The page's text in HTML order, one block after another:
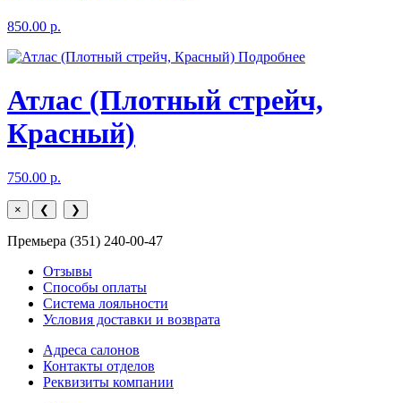
850.00 р.
Подробнее
Атлас (Плотный стрейч,
Красный)
750.00 р.
× ❮ ❯
Премьера (351) 240-00-47
Отзывы
Способы оплаты
Система лояльности
Условия доставки и возврата
Адреса салонов
Контакты отделов
Реквизиты компании